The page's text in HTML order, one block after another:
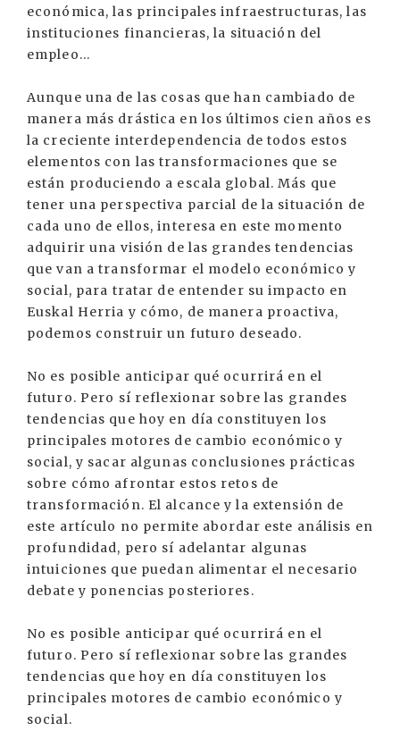
económica, las principales infraestructuras, las
instituciones financieras, la situación del
empleo...
Aunque una de las cosas que han cambiado de
manera más drástica en los últimos cien años es
la creciente interdependencia de todos estos
elementos con las transformaciones que se
están produciendo a escala global. Más que
tener una perspectiva parcial de la situación de
cada uno de ellos, interesa en este momento
adquirir una visión de las grandes tendencias
que van a transformar el modelo económico y
social, para tratar de entender su impacto en
Euskal Herria y cómo, de manera proactiva,
podemos construir un futuro deseado.
No es posible anticipar qué ocurrirá en el
futuro. Pero sí reflexionar sobre las grandes
tendencias que hoy en día constituyen los
principales motores de cambio económico y
social, y sacar algunas conclusiones prácticas
sobre cómo afrontar estos retos de
transformación. El alcance y la extensión de
este artículo no permite abordar este análisis en
profundidad, pero sí adelantar algunas
intuiciones que puedan alimentar el necesario
debate y ponencias posteriores.
No es posible anticipar qué ocurrirá en el
futuro. Pero sí reflexionar sobre las grandes
tendencias que hoy en día constituyen los
principales motores de cambio económico y
social.